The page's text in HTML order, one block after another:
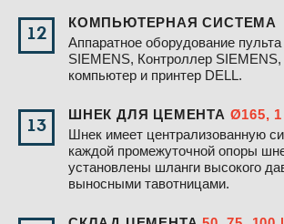
12
КОМПЬЮТЕРНАЯ СИСТЕМА
Аппаратное оборудование
SIEMENS, Контроллер
компьютер и принтер DELL.
13
ШНЕК ДЛЯ ЦЕМЕНТА Ø165,
Шнек имеет централизованную
каждой промежуточной опоры
установлены шланги высокого
выносными тавотницами.